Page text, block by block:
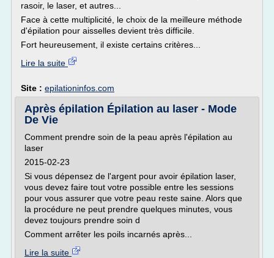
rasoir, le laser, et autres...
Face à cette multiplicité, le choix de la meilleure méthode
d'épilation pour aisselles devient très difficile.
Fort heureusement, il existe certains critères...
Lire la suite
Site : epilationinfos.com
Après épilation Épilation au laser - Mode
De Vie
Comment prendre soin de la peau après l'épilation au
laser
2015-02-23
Si vous dépensez de l'argent pour avoir épilation laser,
vous devez faire tout votre possible entre les sessions
pour vous assurer que votre peau reste saine. Alors que
la procédure ne peut prendre quelques minutes, vous
devez toujours prendre soin d
Comment arrêter les poils incarnés après...
Lire la suite